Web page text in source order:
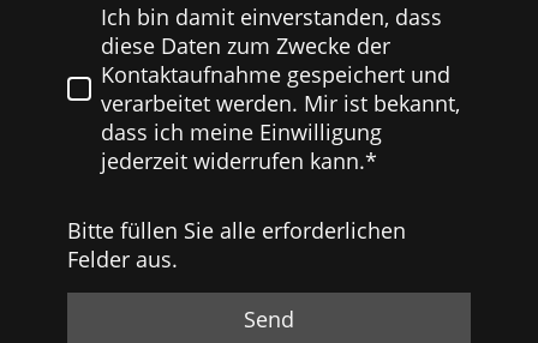
Ich bin damit einverstanden, dass
diese Daten zum Zwecke der
Kontaktaufnahme gespeichert und
verarbeitet werden. Mir ist bekannt,
dass ich meine Einwilligung
jederzeit widerrufen kann.*
Bitte füllen Sie alle erforderlichen
Felder aus.
Send